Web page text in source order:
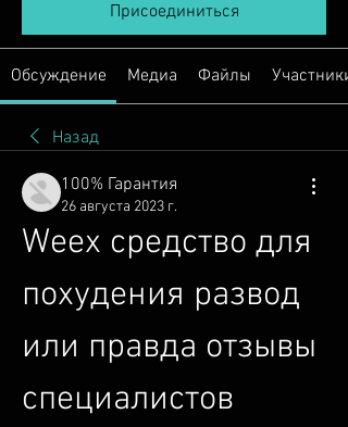
Присоединиться
Обсуждение Медиа Файлы Участники
Назад
100% Гарантия
26 августа 2023 г.
Weex средство для
похудения развод
или правда отзывы
специалистов